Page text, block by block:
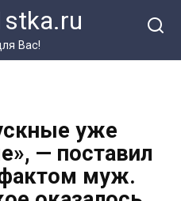
Вас!
уже
— поставил
муж.